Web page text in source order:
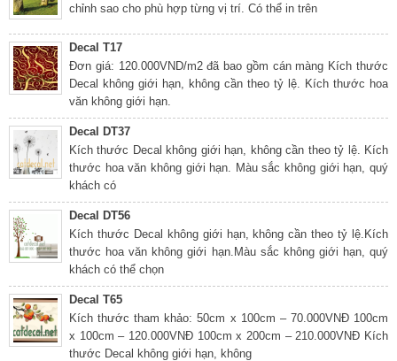
chỉnh sao cho phù hợp từng vị trí. Có thể in trên
Decal T17
Đơn giá: 120.000VND/m2 đã bao gồm cán màng Kích thước
Decal không giới hạn, không cần theo tỷ lệ. Kích thước hoa
văn không giới hạn.
Decal DT37
Kích thước Decal không giới hạn, không cần theo tỷ lệ. Kích
thước hoa văn không giới hạn. Màu sắc không giới hạn, quý
khách có
Decal DT56
Kích thước Decal không giới hạn, không cần theo tỷ lệ.Kích
thước hoa văn không giới hạn.Màu sắc không giới hạn, quý
khách có thể chọn
Decal T65
Kích thước tham khảo: 50cm x 100cm – 70.000VNĐ 100cm
x 100cm – 120.000VNĐ 100cm x 200cm – 210.000VNĐ Kích
thước Decal không giới hạn, không